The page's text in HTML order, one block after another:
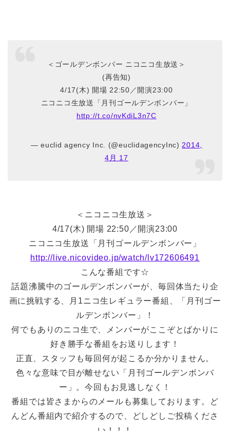
＜ゴールデンボンバー ニコニコ生放送＞
(再告知)
4/17(木) 開場 22:50／開演23:00
ニコニコ生放送「月刊ゴールデンボンバー」
http://t.co/nvKdiL3n7C
— euclid agency Inc. (@euclidagencyInc) 2014,
4月 17
＜ニコニコ生放送＞
4/17(木) 開場 22:50／開演23:00
ニコニコ生放送「月刊ゴールデンボンバー」
http://live.nicovideo.jp/watch/lv172606491
こんな番組です☆
話題沸騰中のゴールデンボンバーが、毎回体当たり企
画に挑戦する、月1ニコ生レギュラー番組、「月刊ゴー
ルデンボンバー」！
何でもありのニコ生で、メンバーがここぞとばかりに
好き勝手な番組をお送りします！
正直、スタッフも毎回何が起こるか分かりません。
色々な意味で目が離せない「月刊ゴールデンボンバ
ー」。今回もお見逃しなく！
番組では皆さまからのメールも募集しております。ど
んどん番組内で紹介するので、どしどしご投稿くださ